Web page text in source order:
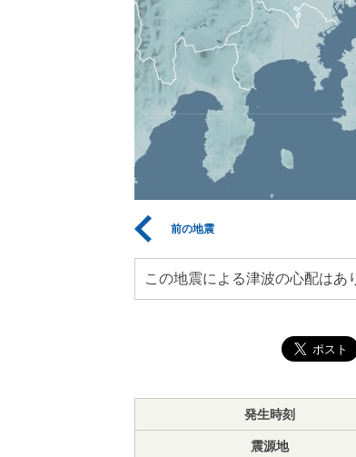
前の地震
この地震による津波の心配はあ
発生時刻
震源地